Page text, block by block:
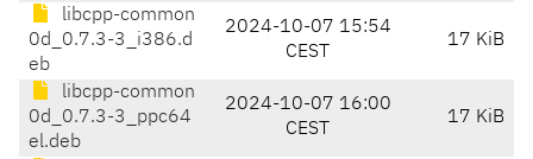
libcpp-common
0d_0.7.3-3_i386.d
eb
2024-10-07 15:54
CEST
17 KiB
libcpp-common
0d_0.7.3-3_ppc64
el.deb
2024-10-07 16:00
CEST
17 KiB